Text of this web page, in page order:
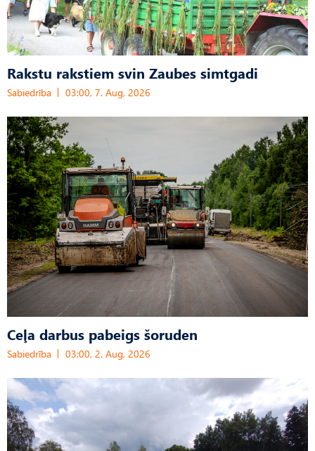
Rakstu rakstiem svin Zaubes simtgadi
Sabiedrība 03:00, 7. Aug, 2026
Ceļa darbus pabeigs šoruden
Sabiedrība 03:00, 2. Aug, 2026